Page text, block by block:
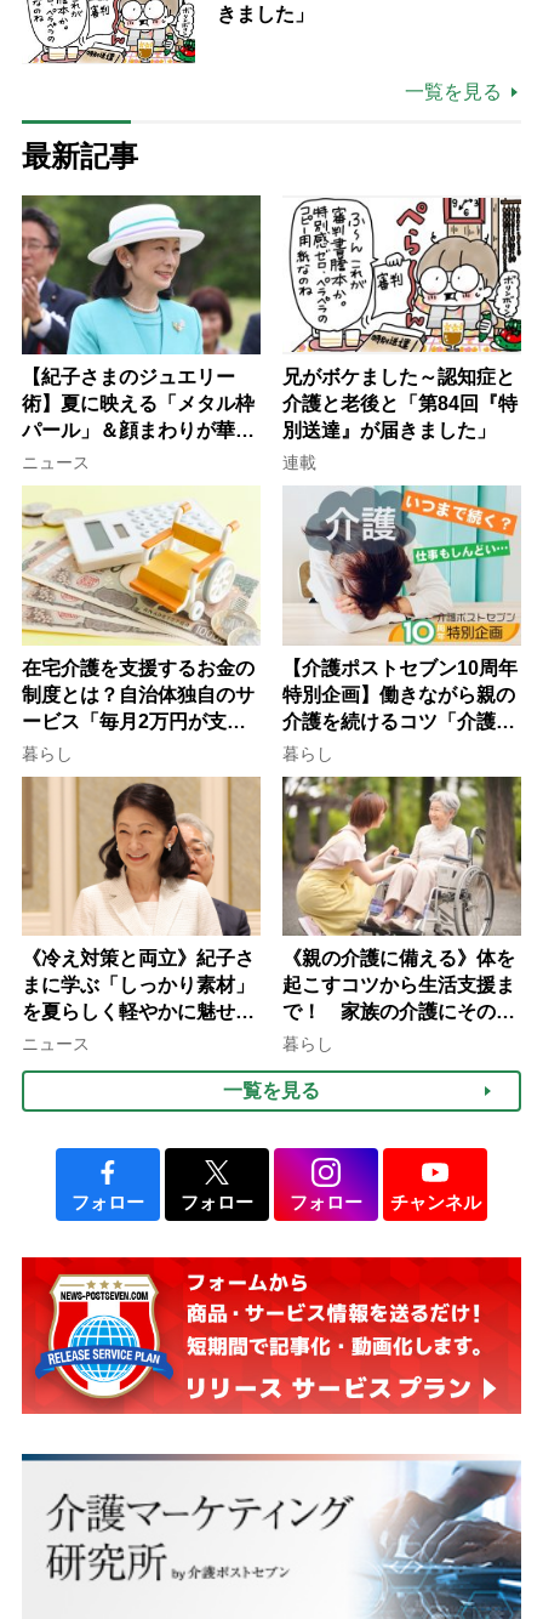
きました」
一覧を見る
最新記事
【紀子さまのジュエリー
術】夏に映える「メタル枠
パール」＆顔まわりが華や
ぐ「揺れる一粒」の使い分
け方
ニュース
兄がボケました～認知症と
介護と老後と「第84回『特
別送達』が届きました」
連載
在宅介護を支援するお金の
制度とは？自治体独自のサ
ービス「毎月2万円が支給
される」ケースも【FP解
説】
暮らし
【介護ポストセブン10周年
特別企画】働きながら親の
介護を続けるコツ「介護は
10年以上続くことも…3つ
のフェーズに分けて考えて
みよう」【社会福祉士解
説】
暮らし
《冷え対策と両立》紀子さ
まに学ぶ「しっかり素材」
を夏らしく軽やかに魅せる
3つの着こなし法則
ニュース
《親の介護に備える》体を
起こすコツから生活支援ま
で！ 家族の介護にそのま
ま活かせる2つの資格
暮らし
一覧を見る
フォロー フォロー フォロー チャンネル